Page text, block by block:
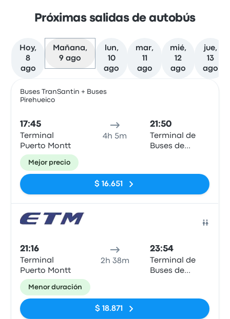
Próximas salidas de autobús
Hoy,
8
ago
Mañana,
9 ago
lun,
10
ago
mar,
11
ago
mié,
12
ago
jue,
13
ago
Buses TranSantin + Buses
Pirehueico
17:45
Terminal
Puerto Montt
4h 5m
21:50
Terminal de
Buses de
Mejor precio
$ 16.651
21:16
Terminal
Puerto Montt
2h 38m
23:54
Terminal de
Buses de
Menor duración
$ 18.871